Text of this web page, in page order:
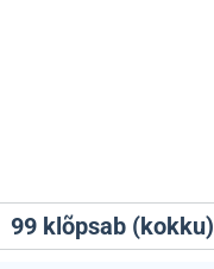
99 klõpsab (kokku)